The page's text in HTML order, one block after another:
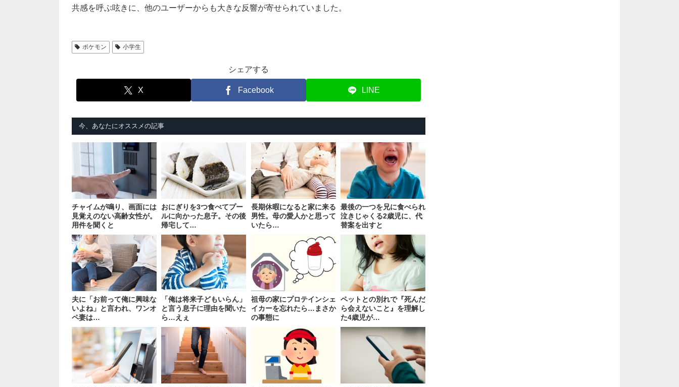
共感を呼ぶ呟きに、他のユーザーからも大きな反響が寄せられていました。
ポケモン 小学生
シェアする
X Facebook LINE
今、あなたにオススメの記事
チャイムが鳴り、画面には
見覚えのない高齢女性が。
用件を聞くと
おにぎりを3つ食べてプー
ルに向かった息子。その後
帰宅して…
長期休暇になると家に来る
男性。母の愛人かと思って
いたら…
最後の一つを兄に食べられ
泣きじゃくる2歳児に、代
替案を出すと
夫に「お前って俺に興味な
いよね」と言われ、ワンオ
ペ妻は…
「俺は将来子どもいらん」
と言う息子に理由を聞いた
ら…えぇ
祖母の家にプロテインシェ
イカーを忘れたら…まさか
の事態に
ペットとの別れで『死んだ
ら会えないこと』を理解し
た4歳児が…